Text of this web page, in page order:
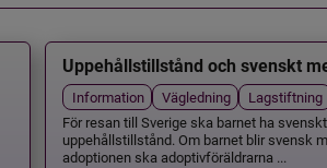
Uppehållstillstånd och svenskt
Information Vägledning Lagstiftning
För resan till Sverige ska barnet ha
uppehållstillstånd. Om barnet blir svensk
adoptionen ska adoptivföräldrarna ...